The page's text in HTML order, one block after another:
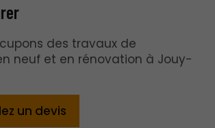
des travaux de
neuf et en rénovation à Jouy-
un devis